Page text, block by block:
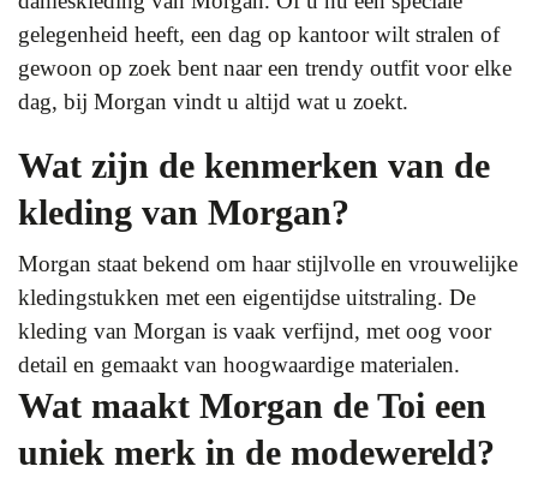
gelegenheid heeft, een dag op kantoor wilt stralen of
gewoon op zoek bent naar een trendy outfit voor elke
dag, bij Morgan vindt u altijd wat u zoekt.
Wat zijn de kenmerken van de
kleding van Morgan?
Morgan staat bekend om haar stijlvolle en vrouwelijke
kledingstukken met een eigentijdse uitstraling. De
kleding van Morgan is vaak verfijnd, met oog voor
detail en gemaakt van hoogwaardige materialen.
Wat maakt Morgan de Toi een
uniek merk in de modewereld?